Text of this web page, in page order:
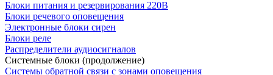
Блоки питания и резервирования 220В
Блоки речевого оповещения
Электронные блоки сирен
Блоки реле
Распределители аудиосигналов
Системные блоки (продолжение)
Системы обратной связи с зонами оповещения